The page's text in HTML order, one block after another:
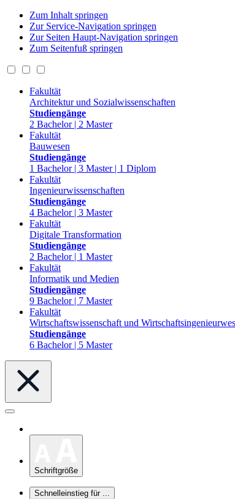
Zum Inhalt springen
Zur Service-Navigation springen
Zur Seiten Haupt-Navigation springen
Zum Seitenfuß springen
Fakultät
Architektur und Sozialwissenschaften
Studiengänge
2 Bachelor | 2 Master
Fakultät
Bauwesen
Studiengänge
1 Bachelor | 3 Master | 1 Diplom
Fakultät
Ingenieurwissenschaften
Studiengänge
4 Bachelor | 3 Master
Fakultät
Digitale Transformation
Studiengänge
2 Bachelor | 1 Master
Fakultät
Informatik und Medien
Studiengänge
9 Bachelor | 7 Master
Fakultät
Wirtschaftswissenschaft und
Studiengänge
6 Bachelor | 5 Master
Schriftgröße
Schnelleinstieg für ...